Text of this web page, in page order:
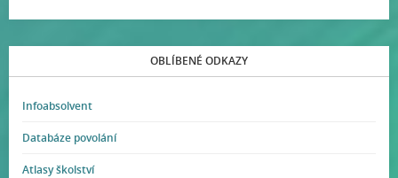
OBLÍBENÉ ODKAZY
Infoabsolvent
Databáze povolání
Atlasy školství